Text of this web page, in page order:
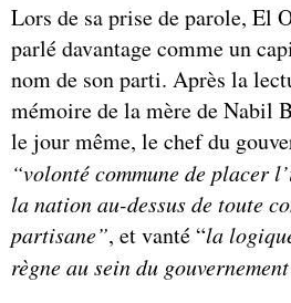
Lors de sa prise de parole, El
parlé davantage comme un
nom de son parti. Après la
mémoire de la mère de Nabil
le jour même, le chef du
“volonté commune de placer
la nation au-dessus de toute
partisane”, et vanté “la
règne au sein du